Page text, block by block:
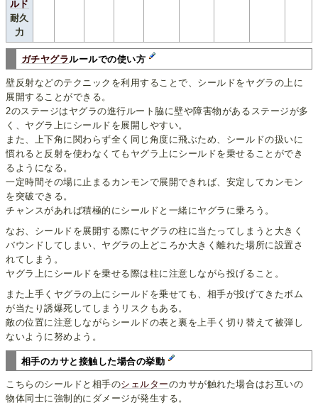
ルド
耐久
力
ガチヤグラルールでの使い方
壁反射などのテクニックを利用することで、シールドをヤグラの上に
展開することができる。
2のステージはヤグラの進行ルート脇に壁や障害物があるステージが多
く、ヤグラ上にシールドを展開しやすい。
また、上下角に関わらず全く同じ角度に飛ぶため、シールドの扱いに
慣れると反射を使わなくてもヤグラ上にシールドを乗せることができ
るようになる。
一定時間その場に止まるカンモンで展開できれば、安定してカンモン
を突破できる。
チャンスがあれば積極的にシールドと一緒にヤグラに乗ろう。
なお、シールドを展開する際にヤグラの柱に当たってしまうと大きく
バウンドしてしまい、ヤグラの上どころか大きく離れた場所に設置さ
れてしまう。
ヤグラ上にシールドを乗せる際は柱に注意しながら投げること。
また上手くヤグラの上にシールドを乗せても、相手が投げてきたボム
が当たり誘爆死してしまうリスクもある。
敵の位置に注意しながらシールドの表と裏を上手く切り替えて被弾し
ないように努めよう。
相手のカサと接触した場合の挙動
こちらのシールドと相手のシェルターのカサが触れた場合はお互いの
物体同士に強制的にダメージが発生する。